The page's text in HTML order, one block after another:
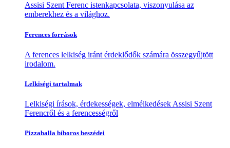
Assisi Szent Ferenc istenkapcsolata, viszonyulása az
emberekhez és a világhoz.
Ferences források
A ferences lelkiség iránt érdeklődők számára összegyűjtött
irodalom.
Lelkiségi tartalmak
Lelkiségi írások, érdekességek, elmélkedések Assisi Szent
Ferencről és a ferencességről
Pizzaballa bíboros beszédei